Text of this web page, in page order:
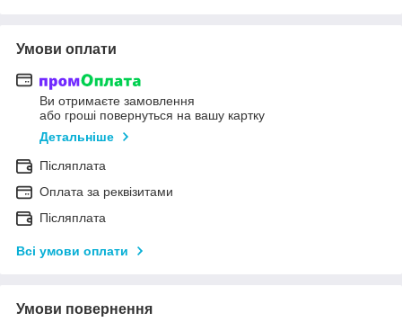
Умови оплати
Ви отримаєте замовлення
або гроші повернуться на вашу картку
Детальніше
Післяплата
Оплата за реквізитами
Післяплата
Всі умови оплати
Умови повернення